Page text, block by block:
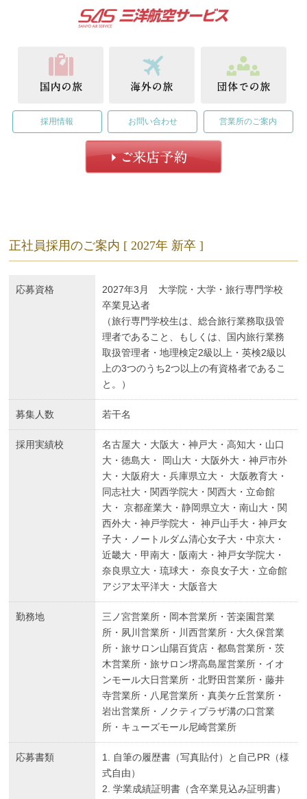
採用情報 お問い合わせ 営業所のご案内
正社員採用のご案内 [ 2027年 新卒 ]
応募資格
2027年3月 大学院・大学・旅行専門学校
卒業見込者
（旅行専門学校生は、総合旅行業務取扱管
理者であること、もしくは、国内旅行業務
取扱管理者・地理検定2級以上・英検2級以
上の3つのうち2つ以上の有資格者であるこ
と。）
募集人数 若干名
採用実績校
名古屋大・大阪大・神戸大・高知大・山口
大・徳島大・ 岡山大・大阪外大・神戸市外
大・大阪府大・兵庫県立大・ 大阪教育大・
同志社大・関西学院大・関西大・立命館
大・ 京都産業大・静岡県立大・南山大・関
西外大・神戸学院大・ 神戸山手大・神戸女
子大・ノートルダム清心女子大・中京大・
近畿大・甲南大・阪南大・神戸女学院大・
奈良県立大・琉球大・ 奈良女子大・立命館
アジア太平洋大・大阪音大
勤務地
三ノ宮営業所・岡本営業所・苦楽園営業
所・夙川営業所・川西営業所・大久保営業
所・旅サロン山陽百貨店・都島営業所・茨
木営業所・旅サロン堺高島屋営業所・イオ
ンモール大日営業所・北野田営業所・藤井
寺営業所・八尾営業所・真美ケ丘営業所・
岩出営業所・ノクティプラザ溝の口営業
所・キューズモール尼崎営業所
応募書類
1. 自筆の履歴書（写真貼付）と自己PR（様
式自由）
2. 学業成績証明書（含卒業見込み証明書）